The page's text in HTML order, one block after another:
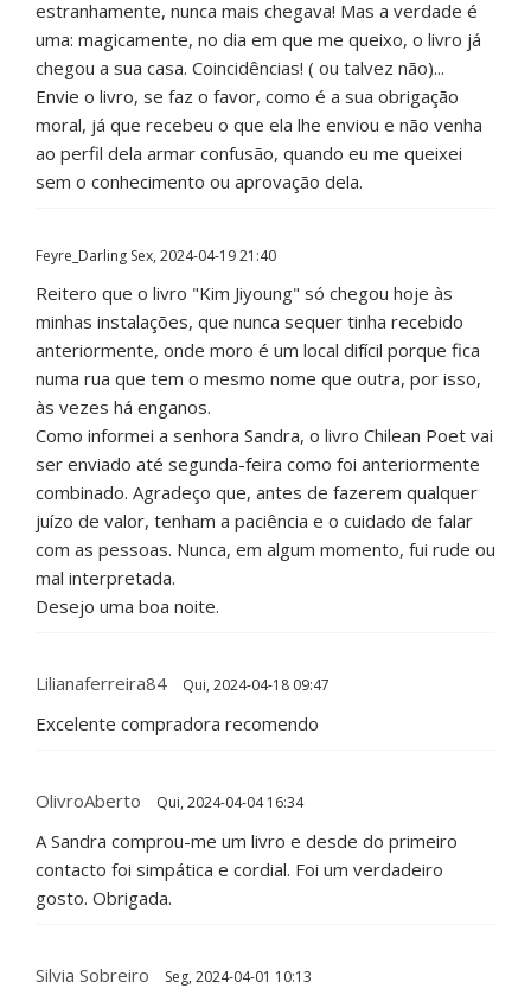
estranhamente, nunca mais chegava! Mas a verdade é
uma: magicamente, no dia em que me queixo, o livro já
chegou a sua casa. Coincidências! ( ou talvez não)...
Envie o livro, se faz o favor, como é a sua obrigação
moral, já que recebeu o que ela lhe enviou e não venha
ao perfil dela armar confusão, quando eu me queixei
sem o conhecimento ou aprovação dela.
Feyre_Darling Sex, 2024-04-19 21:40
Reitero que o livro "Kim Jiyoung" só chegou hoje às
minhas instalações, que nunca sequer tinha recebido
anteriormente, onde moro é um local difícil porque fica
numa rua que tem o mesmo nome que outra, por isso,
às vezes há enganos.
Como informei a senhora Sandra, o livro Chilean Poet vai
ser enviado até segunda-feira como foi anteriormente
combinado. Agradeço que, antes de fazerem qualquer
juízo de valor, tenham a paciência e o cuidado de falar
com as pessoas. Nunca, em algum momento, fui rude ou
mal interpretada.
Desejo uma boa noite.
Lilianaferreira84 Qui, 2024-04-18 09:47
Excelente compradora recomendo
OlivroAberto Qui, 2024-04-04 16:34
A Sandra comprou-me um livro e desde do primeiro
contacto foi simpática e cordial. Foi um verdadeiro
gosto. Obrigada.
Silvia Sobreiro Seg, 2024-04-01 10:13